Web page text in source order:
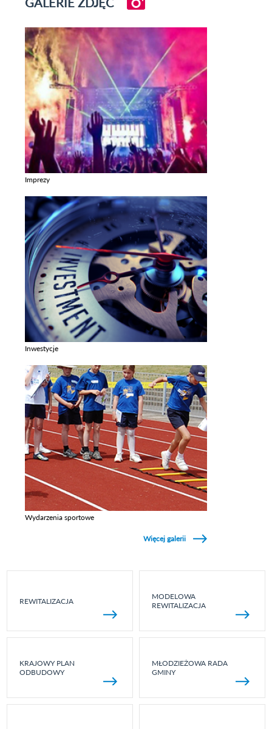
Imprezy
Inwestycje
Wydarzenia sportowe
Więcej galerii
REWITALIZACJA
MODELOWA
REWITALIZACJA
KRAJOWY PLAN
ODBUDOWY
MŁODZIEŻOWA RADA
GMINY